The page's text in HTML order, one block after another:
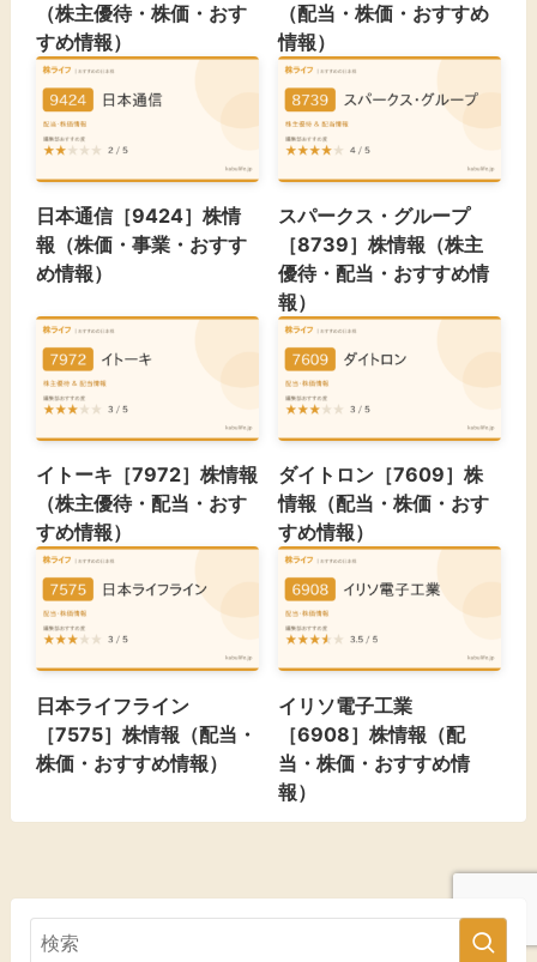
（株主優待・株価・おす
すめ情報）
（配当・株価・おすすめ
情報）
日本通信［9424］株情
報（株価・事業・おすす
め情報）
スパークス・グループ
［8739］株情報（株主
優待・配当・おすすめ情
報）
イトーキ［7972］株情報
（株主優待・配当・おす
すめ情報）
ダイトロン［7609］株
情報（配当・株価・おす
すめ情報）
日本ライフライン
［7575］株情報（配当・
株価・おすすめ情報）
イリソ電子工業
［6908］株情報（配
当・株価・おすすめ情
報）